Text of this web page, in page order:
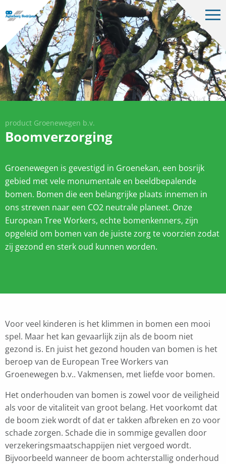
Bedrijven
Projecten
Over ons
Vacatures
Contact
NL
product Groenewegen b.v.
Boomverzorging
Groenewegen is gevestigd in Groenekan, een bosrijk
gebied met vele monumentale en beeldbepalende
bomen. Bomen die een belangrijke plaats innemen in
ons streven naar een CO2 neutrale planeet. Onze
European Tree Workers, echte bomenkenners, zijn
opgeleid om bomen van de juiste zorg te voorzien zodat
zij gezond en sterk oud kunnen worden.
Voor veel kinderen is het klimmen in bomen een mooi
spel. Maar het kan gevaarlijk zijn als de boom niet
gezond is. En juist het gezond houden van bomen is het
beroep van de European Tree Workers van
Groenewegen b.v.. Vakmensen, met liefde voor bomen.
Het onderhouden van bomen is zowel voor de veiligheid
als voor de vitaliteit van groot belang. Het voorkomt dat
de boom ziek wordt of dat er takken afbreken en zo voor
schade zorgen. Schade die in sommige gevallen door
verzekeringsmaatschappijen niet vergoed wordt.
Bijvoorbeeld wanneer de boom achterstallig onderhoud